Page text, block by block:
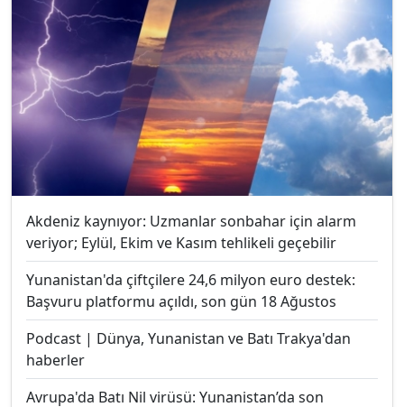
Akdeniz kaynıyor: Uzmanlar sonbahar için alarm
veriyor; Eylül, Ekim ve Kasım tehlikeli geçebilir
Yunanistan'da çiftçilere 24,6 milyon euro destek:
Başvuru platformu açıldı, son gün 18 Ağustos
Podcast | Dünya, Yunanistan ve Batı Trakya'dan
haberler
Avrupa'da Batı Nil virüsü: Yunanistan’da son